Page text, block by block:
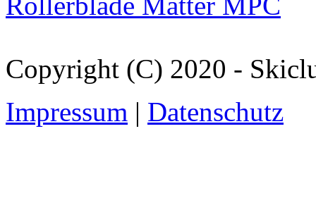
Copyright (C) 2020 -
Impressum | Datenschutz